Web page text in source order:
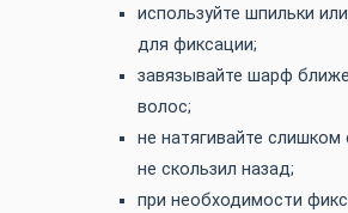
используйте шпильки
для фиксации;
завязывайте шарф
волос;
не натягивайте
не скользил назад;
при необходимости